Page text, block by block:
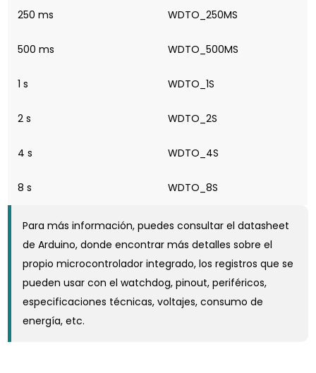
250 ms WDTO_250MS
500 ms WDTO_500MS
1 s WDTO_1S
2 s WDTO_2S
4 s WDTO_4S
8 s WDTO_8S
Para más información, puedes consultar el datasheet
de Arduino, donde encontrar más detalles sobre el
propio microcontrolador integrado, los registros que se
pueden usar con el watchdog, pinout, periféricos,
especificaciones técnicas, voltajes, consumo de
energía, etc.